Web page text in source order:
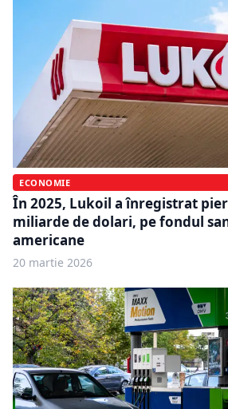
ECONOMIE
În 2025, Lukoil a înregistrat
miliarde de dolari, pe fondul
americane
20 martie 2026